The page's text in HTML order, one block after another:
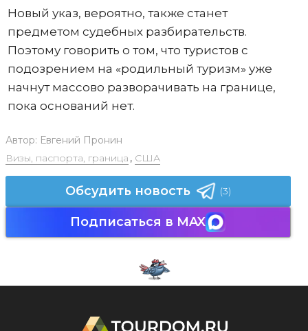
Новый указ, вероятно, также станет
предметом судебных разбирательств.
Поэтому говорить о том, что туристов с
подозрением на «родильный туризм» уже
начнут массово разворачивать на границе,
пока оснований нет.
Автор: Евгений Пронин
Визы, паспорта, граница , США
Обсудить новость (3)
Подписаться в MAX